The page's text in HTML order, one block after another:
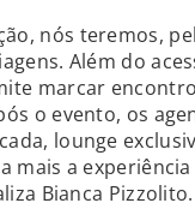
nós teremos,
Além do
marcar
o evento, os
lounge
mais a
Bianca Pizzolito.